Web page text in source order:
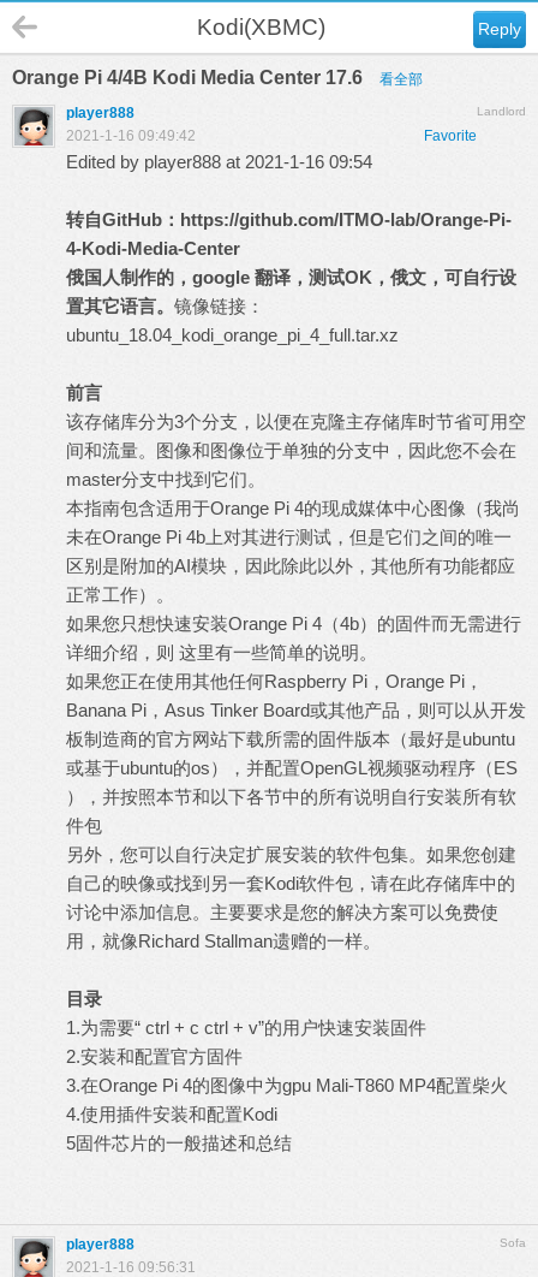
Reply
Kodi(XBMC)
Orange Pi 4/4B Kodi Media Center 17.6 看全部
Landlord
player888
Favorite
2021-1-16 09:49:42
Edited by player888 at 2021-1-16 09:54
转自GitHub ： https://github.com/ITMO-lab/Orange-Pi-
4-Kodi-Media-Center
俄国人制作的， google 翻译，测试OK ，俄文，可自行设
置其它语言。 镜像链接：
ubuntu_18.04_kodi_orange_pi_4_full.tar.xz
前言
该存储库分为3个分支，以便在克隆主存储库时节省可用空
间和流量。图像和图像位于单独的分支中，因此您不会在
master分支中找到它们。
本指南包含适用于Orange Pi 4的现成媒体中心图像（我尚
未在Orange Pi 4b上对其进行测试，但是它们之间的唯一
区别是附加的AI模块，因此除此以外，其他所有功能都应
正常工作）。
如果您只想快速安装Orange Pi 4（4b）的固件而无需进行
详细介绍，则 这里有一些简单的说明。
如果您正在使用其他任何Raspberry Pi，Orange Pi，
Banana Pi，Asus Tinker Board或其他产品，则可以从开发
板制造商的官方网站下载所需的固件版本（最好是ubuntu
或基于ubuntu的os），并配置OpenGL视频驱动程序（ES
），并按照本节和以下各节中的所有说明 自行安装所有软
件包
另外，您可以自行决定扩展安装的软件包集。如果您创建
自己的映像或找到另一套Kodi软件包，请在此存储库中的
讨论中添加信息。主要要求是您的解决方案可以免费使
用，就像Richard Stallman遗赠的一样。
目录
1.为需要“ ctrl + c ctrl + v”的用户快速安装固件
2.安装和配置官方固件
3.在Orange Pi 4的图像中为gpu Mali-T860 MP4配置柴火
4.使用插件安装和配置Kodi
5固件芯片的一般描述和总结
Sofa
player888
2021-1-16 09:56:31